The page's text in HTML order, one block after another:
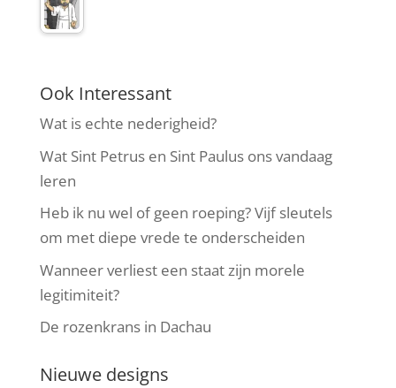
Ook Interessant
Wat is echte nederigheid?
Wat Sint Petrus en Sint Paulus ons vandaag
leren
Heb ik nu wel of geen roeping? Vijf sleutels
om met diepe vrede te onderscheiden
Wanneer verliest een staat zijn morele
legitimiteit?
De rozenkrans in Dachau
Nieuwe designs